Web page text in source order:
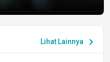
Lihat Lainnya chevron_right